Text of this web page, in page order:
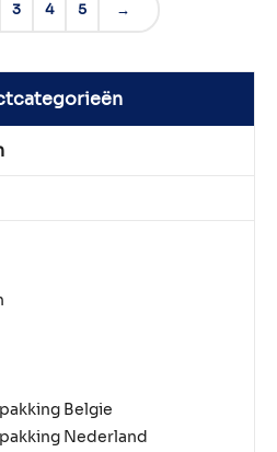
3 4 5 →
Belgie
Nederland